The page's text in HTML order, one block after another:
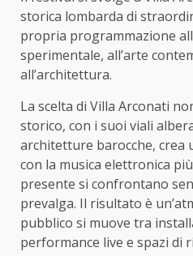
storica lombarda di
propria programmazione
sperimentale, all’arte
all’architettura.
La scelta di Villa Arconati
storico, con i suoi viali
architetture barocche, crea
con la musica elettronica
presente si confrontano
prevalga. Il risultato è
pubblico si muove tra
performance live e spazi di